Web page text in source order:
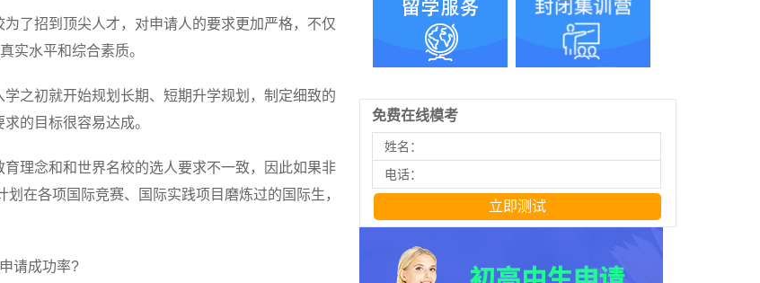
招到顶尖人才，对申请人的要求更加严格，不仅
实水平和综合素质。
之初就开始规划长期、短期升学规划，制定细致的
的目标很容易达成。
念和和世界名校的选人要求不一致，因此如果非
划在各项国际竞赛、国际实践项目磨炼过的国际生，
请成功率?
免费在线模考
姓名：
电话：
立即测试